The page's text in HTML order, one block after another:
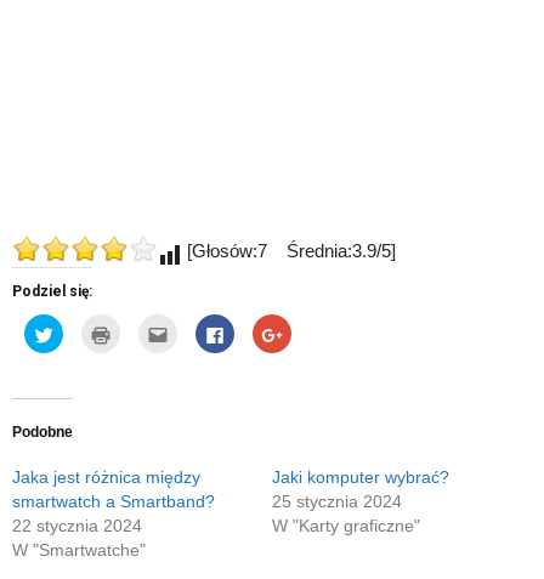
[Głosów:7 Średnia:3.9/5]
Podziel się:
Udostępnij
na
nowym
Kliknij
wydrukować(Otwiera
Kliknij,
wysłać
w
nowym
oknie)
Click
to
share
Click
to
Podobne
Jaka jest różnica między
smartwatch a Smartband?
22 stycznia 2024
W "Smartwatche"
Jaki komputer wybrać?
25 stycznia 2024
W "Karty graficzne"